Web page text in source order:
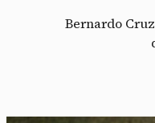
Bernardo